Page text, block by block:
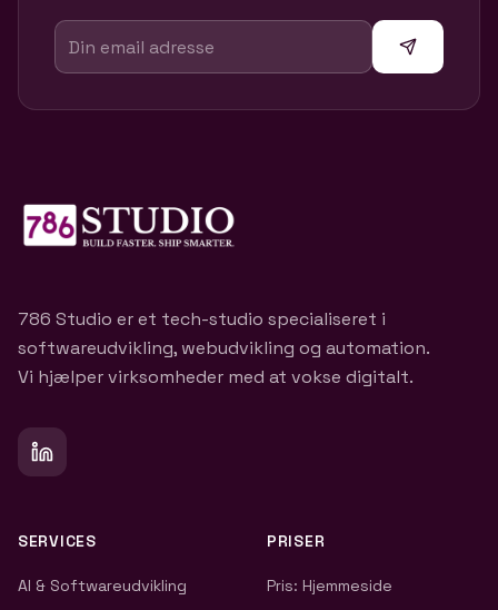
786 Studio er et tech-studio specialiseret i
softwareudvikling, webudvikling og automation.
Vi hjælper virksomheder med at vokse digitalt.
SERVICES
AI & Softwareudvikling
PRISER
Pris: Hjemmeside